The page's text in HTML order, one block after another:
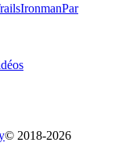
IronmanPar
© 2018-2026